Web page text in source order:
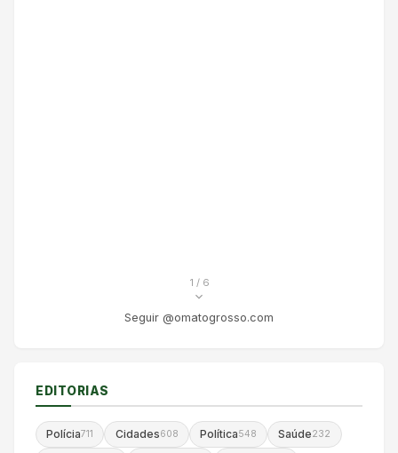
1 / 6
Seguir @omatogrosso.com
EDITORIAS
Polícia711 Cidades608 Política548 Saúde232